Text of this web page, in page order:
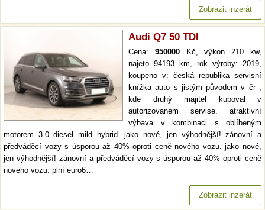
Zobrazit inzerát
Audi Q7 50 TDI
Cena: 950000Kč, výkon 210 kw,
najeto 94193 km, rok výroby: 2019,
koupeno v: česká republika servisní
knížka auto s jistým původem v čr ,
kde druhý majitel kupoval v
autorizovaném servise. atraktivní
výbava v kombinaci s oblíbeným
motorem 3.0 diesel mild hybrid. jako nové, jen výhodnější! zánovní a
předváděcí vozy s úsporou až 40% oproti ceně nového vozu. jako nové,
jen výhodnější! zánovní a předváděcí vozy s úsporou až 40% oproti ceně
nového vozu. plní euro6…
Zobrazit inzerát